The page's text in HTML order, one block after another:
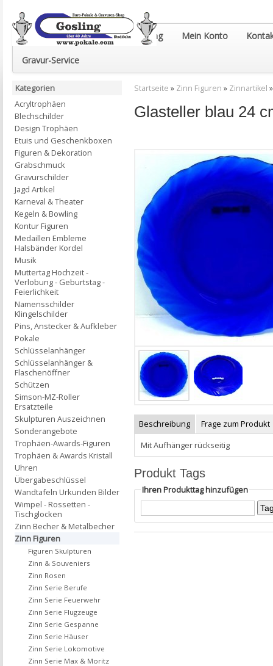
Euro-Pokale & Gravur-Shop Gosling Mein Konto
Gravur-Service
Startseite » Zinn Figuren » Zinnartikel
Glasteller blau 24
Beschreibung
Frage zum Produkt
Mit Aufhänger rückseitig
Produkt Tags
Ihren Produkttag hinzufügen
Kategorien
Acryltrophäen
Blechschilder
Design Trophäen
Etuis und Geschenkboxen
Figuren & Dekoration
Grabschmuck
Gravurschilder
Jagd Artikel
Karneval & Theater
Kegeln & Bowling
Kontur Figuren
Medaillen Embleme
Halsbänder Kordel
Musik
Muttertag Hochzeit -
Verlobung - Geburtstag -
Feierlichkeit
Namensschilder
Klingelschilder
Pins, Anstecker & Aufkleber
Pokale
Schlüsselanhänger
Schlüsselanhänger &
Flaschenöffner
Schützen
Simson-MZ-Roller
Ersatzteile
Skulpturen Auszeichnen
Sonderangebote
Trophäen-Awards-Figuren
Trophäen & Awards Kristall
Uhren
Übergabeschlüssel
Wandtafeln Urkunden Bilder
Wimpel - Rossetten -
Tischglocken
Zinn Becher & Metalbecher
Zinn Figuren
Figuren Skulpturen
Zinn & Souveniers
Zinn Rosen
Zinn Serie Berufe
Zinn Serie Feuerwehr
Zinn Serie Flugzeuge
Zinn Serie Gespanne
Zinn Serie Häuser
Zinn Serie Lokomotive
Zinn Serie Max & Moritz